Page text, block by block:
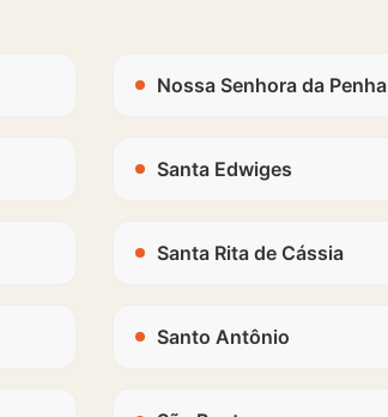
Nossa Senhora da Penha
Santa Edwiges
Santa Rita de Cássia
Santo Antônio